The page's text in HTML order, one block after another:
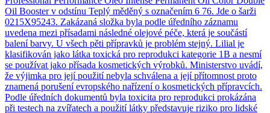
Oil Booster v odstínu Teplý měděný s označením 6 76. Jde o šarži
0215X95243. Zakázaná složka byla podle úředního záznamu
uvedena mezi přísadami následné olejové péče, která je součástí
balení barvy. U všech pěti přípravků je problém stejný. Lilial je
klasifikován jako látka toxická pro reprodukci kategorie 1B a nesmí
se používat jako přísada kosmetických výrobků. Ministerstvo uvádí,
že výjimka pro její použití nebyla schválena a její přítomnost proto
znamená porušení evropského nařízení o kosmetických přípravcích.
Podle úředních dokumentů byla toxicita pro reprodukci prokázána
při testech na zvířatech a použití látky představuje riziko pro lidské